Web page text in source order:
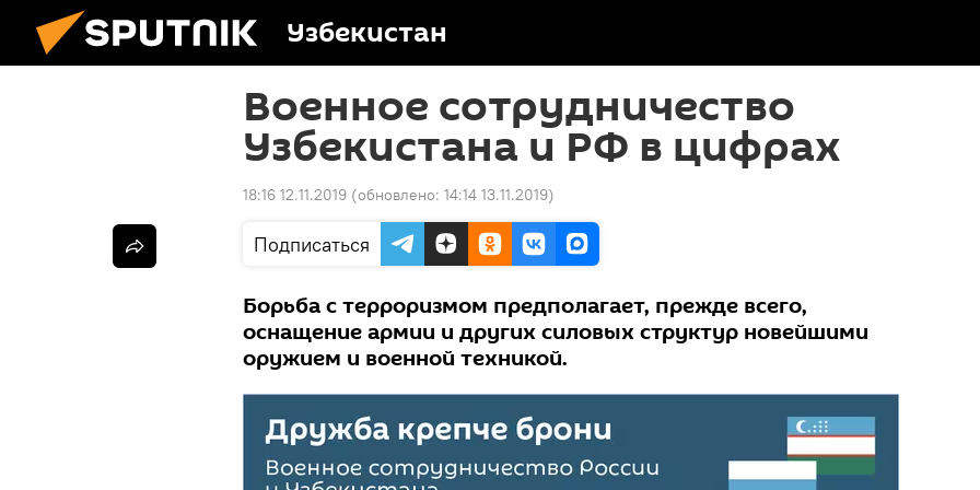
Узбекистан
Военное сотрудничество
Узбекистана и РФ в цифрах
18:16 12.11.2019 (обновлено: 14:14 13.11.2019)
Подписаться
Борьба с терроризмом предполагает, прежде всего,
оснащение армии и других силовых структур новейшими
оружием и военной техникой.